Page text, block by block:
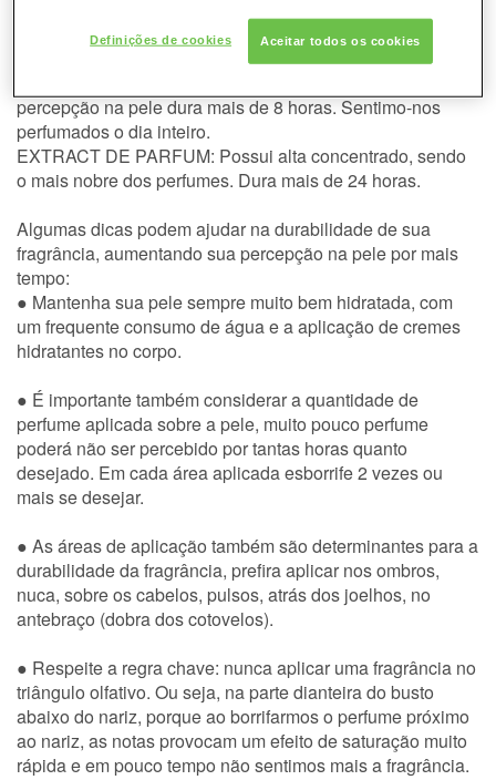
conhecida. Sua percepção na pele dura em média de 6 a 8
percepção na pele dura mais de 8 horas. Sentimo-nos
perfumados o dia inteiro.
EXTRACT DE PARFUM: Possui alta concentrado, sendo
o mais nobre dos perfumes. Dura mais de 24 horas.
Algumas dicas podem ajudar na durabilidade de sua
fragrância, aumentando sua percepção na pele por mais
tempo:
● Mantenha sua pele sempre muito bem hidratada, com
um frequente consumo de água e a aplicação de cremes
hidratantes no corpo.
● É importante também considerar a quantidade de
perfume aplicada sobre a pele, muito pouco perfume
poderá não ser percebido por tantas horas quanto
desejado. Em cada área aplicada esborrife 2 vezes ou
mais se desejar.
● As áreas de aplicação também são determinantes para a
durabilidade da fragrância, prefira aplicar nos ombros,
nuca, sobre os cabelos, pulsos, atrás dos joelhos, no
antebraço (dobra dos cotovelos).
● Respeite a regra chave: nunca aplicar uma fragrância no
triângulo olfativo. Ou seja, na parte dianteira do busto
abaixo do nariz, porque ao borrifarmos o perfume próximo
ao nariz, as notas provocam um efeito de saturação muito
rápida e em pouco tempo não sentimos mais a fragrância.
Definições de cookies Aceitar todos os cookies